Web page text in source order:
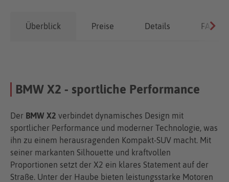
Überblick Preise Details FAQ
BMW X2 - sportliche Performance
Der BMW X2 verbindet dynamisches Design mit
sportlicher Performance und moderner Technologie, was
ihn zu einem herausragenden Kompakt-SUV macht. Mit
seiner markanten Silhouette und kraftvollen
Proportionen setzt der X2 ein klares Statement auf der
Straße. Unter der Haube bieten leistungsstarke Motoren